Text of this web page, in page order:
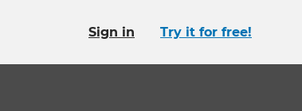
Sign in Try it for free!